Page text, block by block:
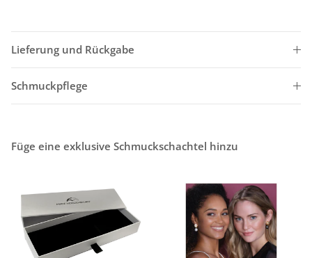
Lieferung und Rückgabe
Schmuckpflege
Füge eine exklusive Schmuckschachtel hinzu